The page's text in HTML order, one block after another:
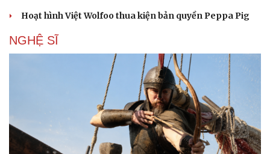
Sân khấu - Điện ảnh
Văn học
Giải trí
Nghệ sĩ
Thời trang
Hoạt hình Việt Wolfoo thua kiện bản quyền Peppa Pig
NGHỆ SĨ